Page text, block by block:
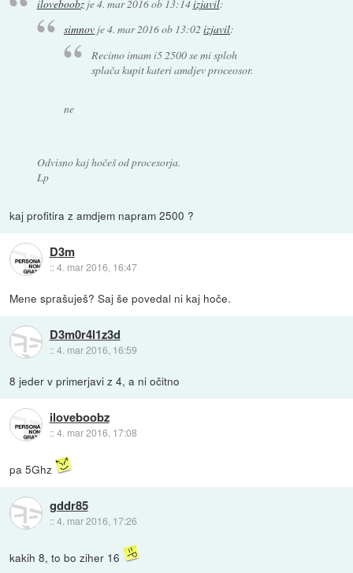
iloveboobzje4. mar 2016 ob 13:14izjavil:
simnov je4. mar 2016 ob 13:02izjavil:
Recimo imam i5 2500 se mi sploh
splača kupit kateri amdjev proceosor.
ne
Odvisno kaj hočeš od procesorja.
Lp
kaj profitira z amdjem napram 2500 ?
D3m
::4. mar 2016, 16:47
Mene sprašuješ? Saj še povedal ni kaj hoče.
D3m0r4l1z3d
::4. mar 2016, 16:59
8 jeder v primerjavi z 4, a ni očitno
iloveboobz
::4. mar 2016, 17:08
pa 5Ghz
gddr85
::4. mar 2016, 17:26
kakih 8, to bo ziher 16